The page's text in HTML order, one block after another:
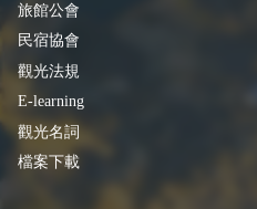
旅館公會
民宿協會
觀光法規
E-learning
觀光名詞
檔案下載